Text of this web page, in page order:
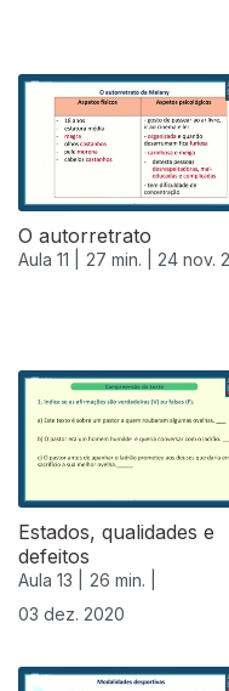
O autorretrato
Aula 11 | 27 min. | 24 nov.
508463
Estados, qualidades e
defeitos
Aula 13 |
26 min. |
03 dez. 2020